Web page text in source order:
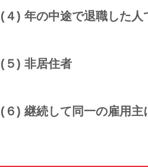
(４) 年の中途で退職した
(５) 非居住者
(６) 継続して同一の雇用主